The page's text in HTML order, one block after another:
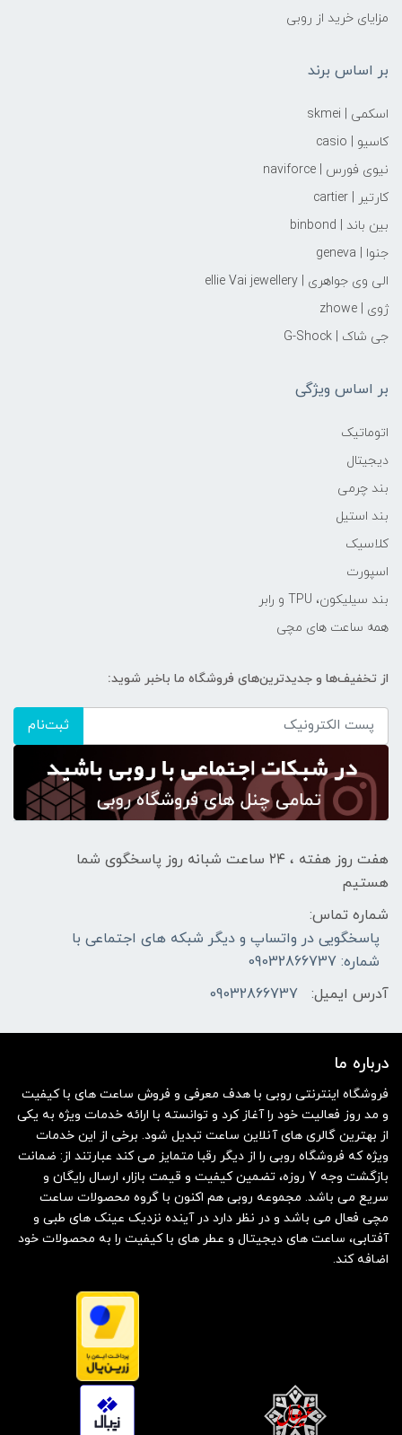
مزایای خرید از روبی
بر اساس برند
اسکمی | skmei
کاسیو | casio
نیوی فورس | naviforce
کارتیر | cartier
بین باند | binbond
جنوا | geneva
الی وی جواهری | ellie Vai‌ jewellery
ژوی | zhowe
جی شاک | G-Shock
بر اساس ویژگی
اتوماتیک
دیجیتال
بند چرمی
بند استیل
کلاسیک
اسپورت
بند سیلیکون، TPU و رابر
همه ساعت های مچی
از تخفیف‌ها و جدیدترین‌های فروشگاه ما باخبر شوید:
ثبت‌نام
هفت روز هفته ، ۲۴ ساعت شبانه‌ روز پاسخگوی شما
هستیم
شماره تماس:
پاسخگویی در واتساپ و دیگر شبکه های اجتماعی با
شماره: 09032866737
آدرس ایمیل:
09032866737
درباره ما
فروشگاه اینترنتی روبی با هدف معرفی و فروش ساعت های با کیفیت
و مد روز فعالیت خود را آغاز کرد و توانسته با ارائه خدمات ویژه به یکی
از بهترین گالری های آنلاین ساعت تبدیل شود. برخی از این خدمات
ویژه که فروشگاه روبی را از دیگر رقبا متمایز می کند عبارتند از: ضمانت
بازگشت وجه 7 روزه، تضمین کیفیت و قیمت بازار، ارسال رایگان و
سریع می باشد. مجموعه روبی هم اکنون با گروه محصولات ساعت
مچی فعال می باشد و در نظر دارد در آینده نزدیک عینک های طبی و
آفتابی، ساعت های دیجیتال و عطر های با کیفیت را به محصولات خود
اضافه کند.